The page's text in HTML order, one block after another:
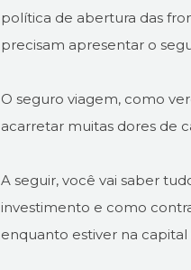
política de abertura das
precisam apresentar o
O seguro viagem, como
acarretar muitas dores de
A seguir, você vai saber
investimento e como
enquanto estiver na capital